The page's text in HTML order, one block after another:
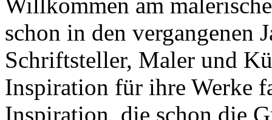
Willkommen am
schon in den vergangenen
Schriftsteller, Maler und
Inspiration für ihre Werke
Inspiration, die schon die